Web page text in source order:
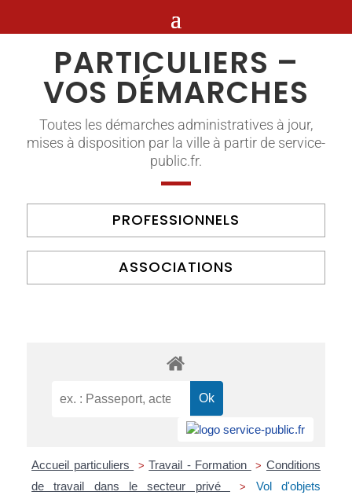
PARTICULIERS –
VOS DÉMARCHES
Toutes les démarches administratives à jour,
mises à disposition par la ville à partir de service-
public.fr.
PROFESSIONNELS
ASSOCIATIONS
Accueil particuliers > Travail - Formation > Conditions
de travail dans le secteur privé
>
Vol d'objets